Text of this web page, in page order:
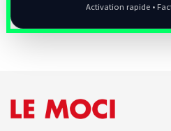
Activation rapide •